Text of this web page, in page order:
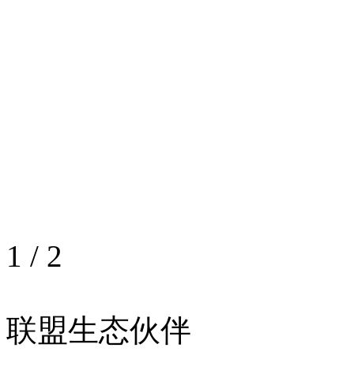
1 / 2
联盟生态伙伴